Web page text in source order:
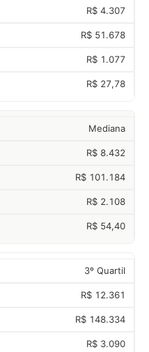
R$ 4.307
R$ 51.678
R$ 1.077
R$ 27,78
Mediana
R$ 8.432
R$ 101.184
R$ 2.108
R$ 54,40
3º Quartil
R$ 12.361
R$ 148.334
R$ 3.090